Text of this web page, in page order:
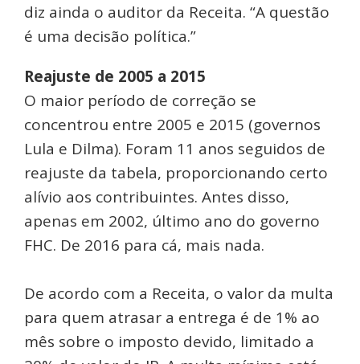
diz ainda o auditor da Receita. “A questão
é uma decisão política.”
Reajuste de 2005 a 2015
O maior período de correção se
concentrou entre 2005 e 2015 (governos
Lula e Dilma). Foram 11 anos seguidos de
reajuste da tabela, proporcionando certo
alívio aos contribuintes. Antes disso,
apenas em 2002, último ano do governo
FHC. De 2016 para cá, mais nada.
De acordo com a Receita, o valor da multa
para quem atrasar a entrega é de 1% ao
mês sobre o imposto devido, limitado a